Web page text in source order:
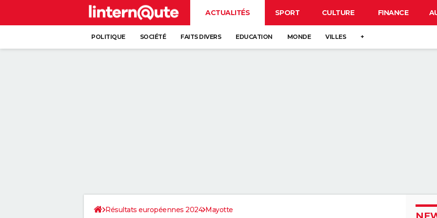
ACTUALITÉS SPORT CULTURE FINANCE
POLITIQUE SOCIÉTÉ FAITS DIVERS EDUCATION MONDE VILLES +
Résultats européennes 2024 Mayotte